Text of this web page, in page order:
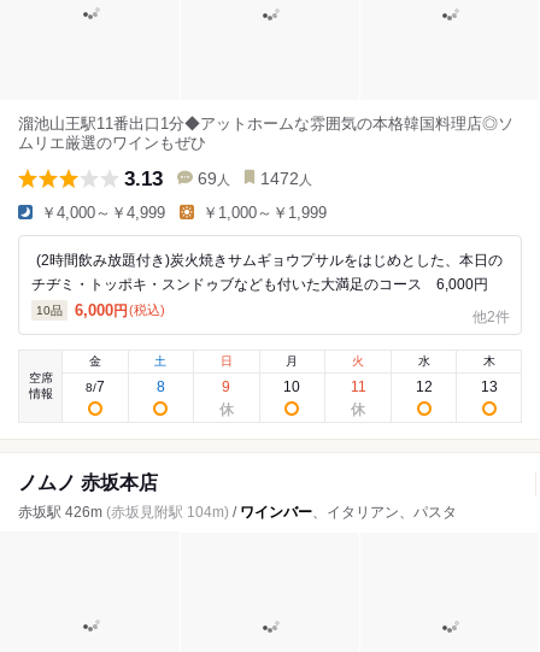
溜池山王駅11番出口1分◆アットホームな雰囲気の本格韓国料理店◎ソ
ムリエ厳選のワインもぜひ
3.13 69 人 1472 人
￥4,000～￥4,999 ￥1,000～￥1,999
(2時間飲み放題付き)炭火焼きサムギョウプサルをはじめとした、本日の
チヂミ・トッポキ・スンドゥブなども付いた大満足のコース 6,000円
10品 6,000円 (税込) 他2件
空席
情報
金
8/7
土
8
日
9
月
10
火
11
水
12
木
13
ノムノ 赤坂本店
赤坂駅 426m (赤坂見附駅 104m) / ワインバー、イタリアン、パスタ